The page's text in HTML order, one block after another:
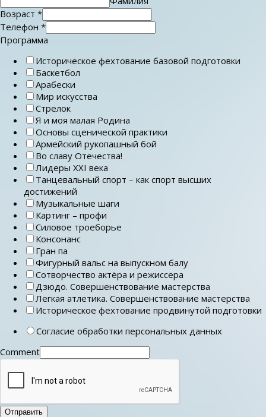
Возраст *
Телефон *
Программа
Историческое фехтование базовой подготовки
Баскетбол
Арабески
Мир искусства
Стрелок
Я и моя малая Родина
Основы сценической практики
Армейский рукопашный бой
Во славу Отечества!
Лидеры ХХI века
Танцевальный спорт – как спорт высших
достижений
Музыкальные шаги
Картинг – профи
Силовое троеборье
Консонанс
Гран па
Фигурный вальс на выпускном балу
Сотворчество актёра и режиссера
Дзюдо. Совершенствование мастерства
Легкая атлетика. Совершенствование мастерства
Историческое фехтование продвинутой подготовки
Согласие обработки персональных данных
Comment
Отправить